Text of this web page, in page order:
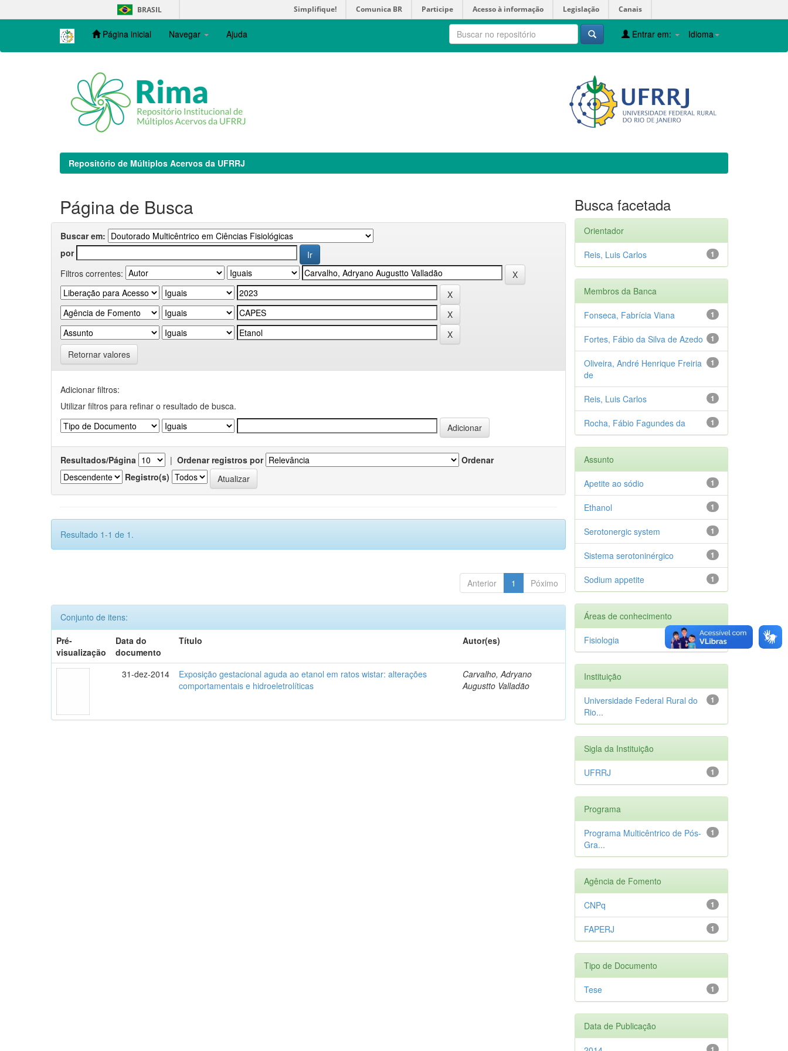
navigation
BRASIL Simplifique! Comunica BR Participe Acesso à informação Legislação Canais
Página inicial Navegar Ajuda Idioma
Entrar em:
Repositório de Múltiplos Acervos da UFRRJ
Página de Busca
Buscar em:
por
Filtros correntes:
Retornar valores
Adicionar filtros:
Utilizar filtros para refinar o resultado de busca.
Resultados/Página | Ordenar registros por
Ordenar
Registro(s)
Resultado 1-1 de 1.
Anterior 1 Póximo
Conjunto de itens:
Pré-
visualização
Data do
documento
Título Autor(es)
31-dez-2014
Exposição gestacional aguda ao etanol em ratos wistar: alterações
comportamentais e hidroeletrolíticas
Carvalho, Adryano
Augustto Valladão
Busca facetada
Orientador
1
Reis, Luis Carlos
Membros da Banca
1
Fonseca, Fabrícia Viana
1
Fortes, Fábio da Silva de Azedo
1
Oliveira, André Henrique Freiria
de
1
Reis, Luis Carlos
1
Rocha, Fábio Fagundes da
Assunto
1
Apetite ao sódio
1
Ethanol
1
Serotonergic system
1
Sistema serotoninérgico
1
Sodium appetite
Áreas de conhecimento
1
Fisiologia
Instituição
1
Universidade Federal Rural do
Rio...
Sigla da Instituição
1
UFRRJ
Programa
1
Programa Multicêntrico de Pós-
Gra...
Agência de Fomento
1
CNPq
1
FAPERJ
Tipo de Documento
1
Tese
Data de Publicação